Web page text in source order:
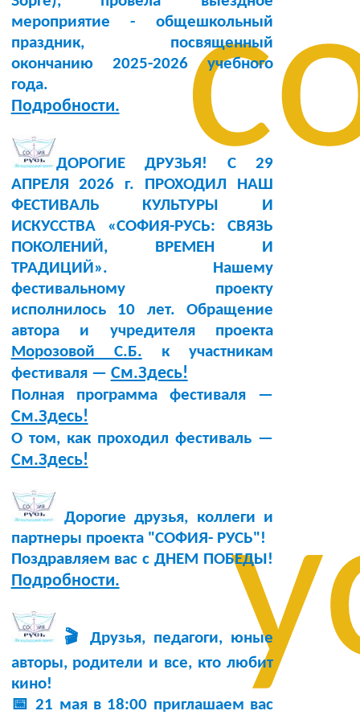
мероприятие - общешкольный
праздник, посвященный
окончанию 2025-2026 учебного
года.
Подробности.
ДОРОГИЕ ДРУЗЬЯ! С 29
АПРЕЛЯ 2026 г. ПРОХОДИЛ НАШ
ФЕСТИВАЛЬ КУЛЬТУРЫ И
ИСКУССТВА «СОФИЯ-РУСЬ: СВЯЗЬ
ПОКОЛЕНИЙ, ВРЕМЕН И
ТРАДИЦИЙ». Нашему
фестивальному проекту
исполнилось 10 лет. Обращение
автора и учредителя проекта
Морозовой С.Б. к участникам
фестиваля — См.Здесь!
Полная программа фестиваля —
См.Здесь!
О том, как проходил фестиваль —
См.Здесь!
Дорогие друзья, коллеги и
партнеры проекта "СОФИЯ- РУСЬ"!
Поздравляем вас с ДНЕМ ПОБЕДЫ!
Подробности.
🎬 Друзья, педагоги, юные
авторы, родители и все, кто любит
кино!
📅 21 мая в 18:00 приглашаем вас